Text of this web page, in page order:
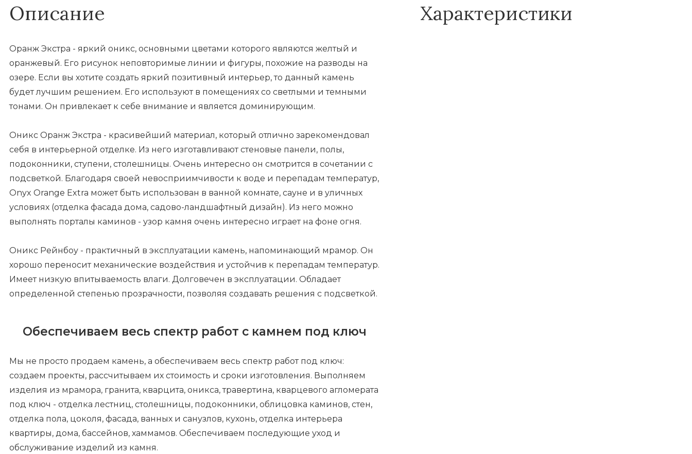
Описание
Оранж Экстра - яркий оникс, основными цветами которого являются желтый и
оранжевый. Его рисунок неповторимые линии и фигуры, похожие на разводы на
озере. Если вы хотите создать яркий позитивный интерьер, то данный камень
будет лучшим решением. Его используют в помещениях со светлыми и темными
тонами. Он привлекает к себе внимание и является доминирующим.
Оникс Оранж Экстра - красивейший материал, который отлично зарекомендовал
себя в интерьерной отделке. Из него изготавливают стеновые панели, полы,
подоконники, ступени, столешницы. Очень интересно он смотрится в сочетании с
подсветкой. Благодаря своей невосприимчивости к воде и перепадам температур,
Onyx Orange Extra может быть использован в ванной комнате, сауне и в уличных
условиях (отделка фасада дома, садово-ландшафтный дизайн). Из него можно
выполнять порталы каминов - узор камня очень интересно играет на фоне огня.
Оникс Рейнбоу - практичный в эксплуатации камень, напоминающий мрамор. Он
хорошо переносит механические воздействия и устойчив к перепадам температур.
Имеет низкую впитываемость влаги. Долговечен в эксплуатации. Обладает
определенной степенью прозрачности, позволяя создавать решения с подсветкой.
Обеспечиваем весь спектр работ с камнем под ключ
Мы не просто продаем камень, а обеспечиваем весь спектр работ под ключ:
создаем проекты, рассчитываем их стоимость и сроки изготовления. Выполняем
изделия из мрамора, гранита, кварцита, оникса, травертина, кварцевого агломерата
под ключ - отделка лестниц, столешницы, подоконники, облицовка каминов, стен,
отделка пола, цоколя, фасада, ванных и санузлов, кухонь, отделка интерьера
квартиры, дома, бассейнов, хаммамов. Обеспечиваем последующие уход и
обслуживание изделий из камня.
Характеристики